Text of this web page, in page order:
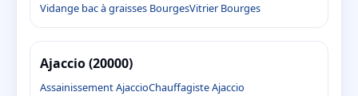
Vidange bac à graisses BourgesVitrier Bourges
Ajaccio (20000)
Assainissement AjaccioChauffagiste Ajaccio